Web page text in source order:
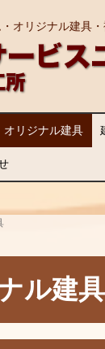
オリジナル建具
オリジナル建具
ル建具